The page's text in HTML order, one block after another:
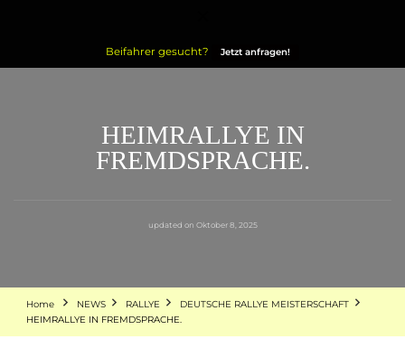
Beifahrer gesucht? Jetzt anfragen!
HEIMRALLYE IN
FREMDSPRACHE.
updated on Oktober 8, 2025
Home NEWS RALLYE
DEUTSCHE RALLYE MEISTERSCHAFT
HEIMRALLYE IN FREMDSPRACHE.